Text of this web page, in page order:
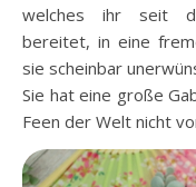
welches ihr seit
bereitet, in eine
sie scheinbar
Sie hat eine große
Feen der Welt nicht